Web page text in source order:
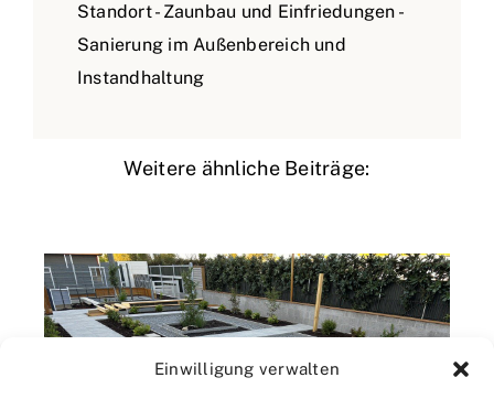
Einwilligung verwalten
Standort - Zaunbau und Einfriedungen -
Sanierung im Außenbereich und
Instandhaltung
Weitere ähnliche Beiträge: